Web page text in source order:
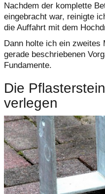
Nachdem der komplette
eingebracht war, reinigte
die Auffahrt mit dem
Dann holte ich ein zweites
gerade beschriebenen
Fundamente.
Die
verlegen